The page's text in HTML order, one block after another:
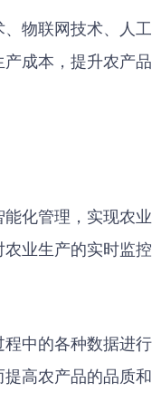
物联网技术、人工
成本，提升农产品
化管理，实现农业
业生产的实时监控
中的各种数据进行
高农产品的品质和